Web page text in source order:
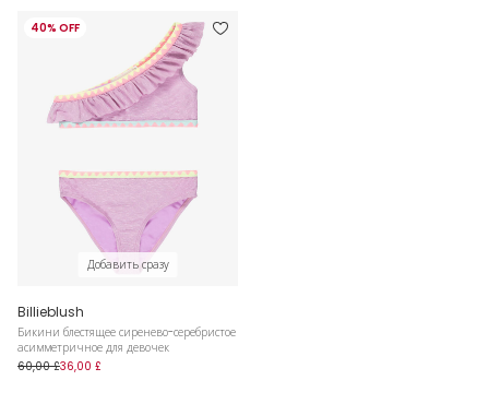
40% OFF
Добавить сразу
Billieblush
Бикини блестящее сиренево-серебристое
асимметричное для девочек
60,00 £36,00 £